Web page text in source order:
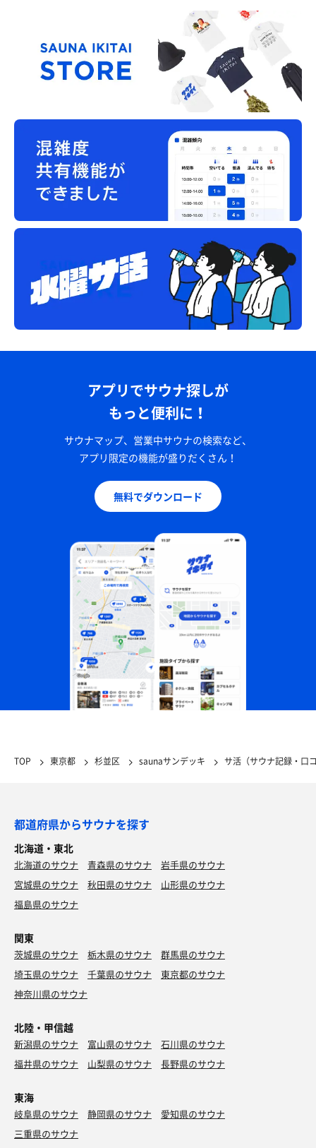
アプリでサウナ探しが
もっと便利に！
サウナマップ、営業中サウナの検索など、
アプリ限定の機能が盛りだくさん！
無料でダウンロード
TOP 東京都 杉並区 saunaサンデッキ サ活（サウナ記録・口
都道府県からサウナを探す
北海道・東北
北海道のサウナ 青森県のサウナ
岩手県のサウナ
宮城県のサウナ
秋田県のサウナ
山形県のサウナ
福島県のサウナ
関東
茨城県のサウナ 栃木県のサウナ
群馬県のサウナ
埼玉県のサウナ
千葉県のサウナ
東京都のサウナ
神奈川県のサウナ
北陸・甲信越
新潟県のサウナ 富山県のサウナ
石川県のサウナ
福井県のサウナ
山梨県のサウナ 長野県のサウナ
東海
岐阜県のサウナ 静岡県のサウナ
愛知県のサウナ
三重県のサウナ